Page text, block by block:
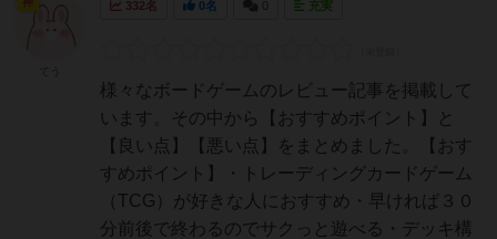
332名 0名 充実
様々なボードゲームのレビュー記事を掲載して
います。その中から【おすすめポイント】と
【良い点】【悪い点】をまとめました。【おす
すめポイント】・トレーディングカードゲーム
（TCG）が好きな人におすすめ・早ければ３０
分前後で終わるのでサクっと遊べる・デッキ構